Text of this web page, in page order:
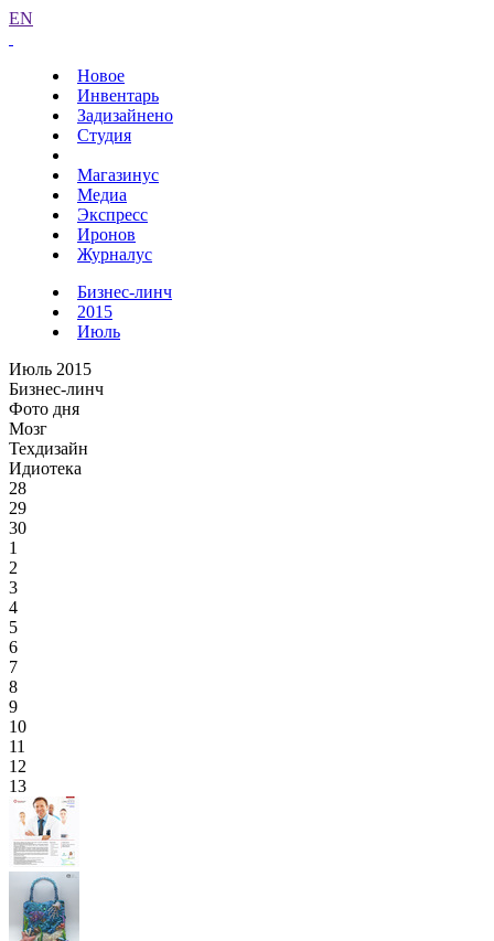
EN
Новое
Инвентарь
Задизайнено
Студия
Магазинус
Медиа
Экспресс
Иронов
Журналус
Бизнес-линч
2015
Июль
Июль 2015
Бизнес-линч
Фото дня
Мозг
Техдизайн
Идиотека
28
29
30
1
2
3
4
5
6
7
8
9
10
11
12
13